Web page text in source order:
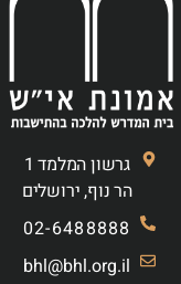
גרשון המלמד 1
הר נוף, ירושלים
02-6488888
bhl@bhl.org.il